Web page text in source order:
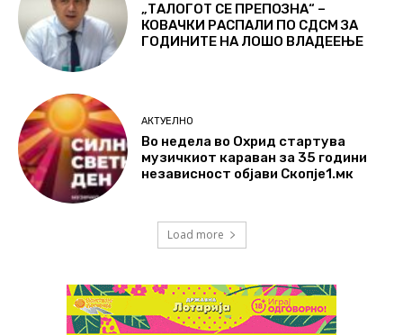
„ТАЛОГОТ СЕ ПРЕПОЗНА“ –
КОВАЧКИ РАСПАЛИ ПО СДСМ ЗА
ГОДИНИТЕ НА ЛОШО ВЛАДЕЕЊЕ
АКТУЕЛНО
Во недела во Охрид стартува
музичкиот караван за 35 години
независност објави Скопје1.мк
Load more